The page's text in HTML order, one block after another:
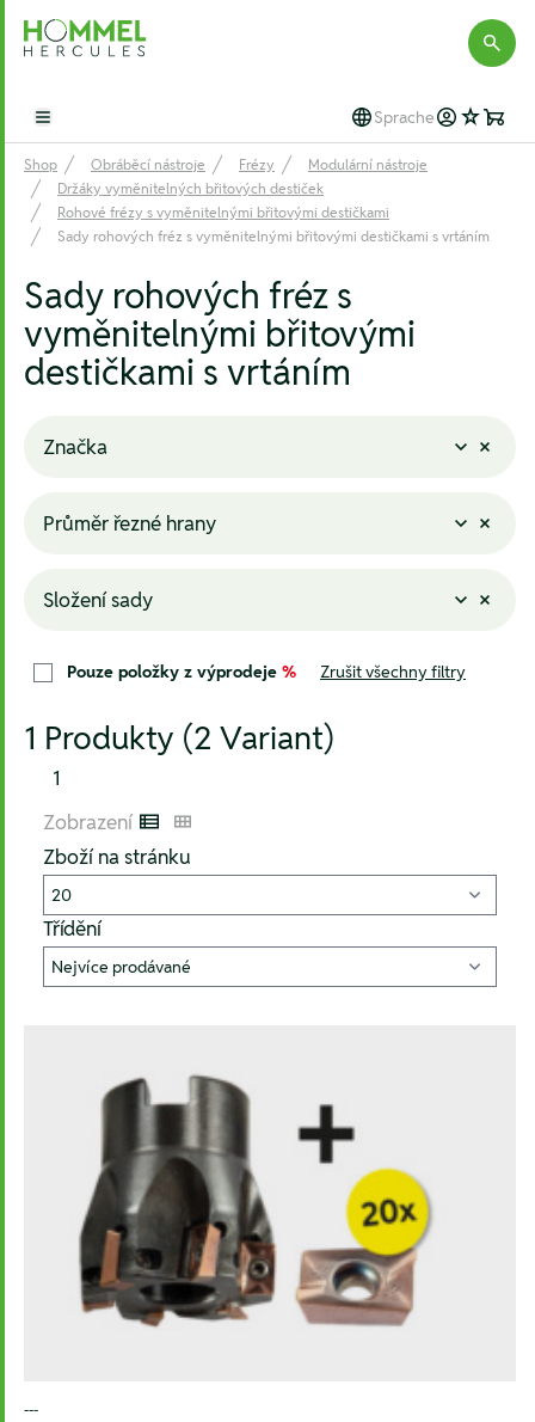
Hommel Hercules
Open main menu Sprache
Shop Obráběcí nástroje Frézy
Modulární nástroje
Držáky vyměnitelných břitových destiček
Rohové frézy s vyměnitelnými břitovými destičkami
Sady rohových fréz s vyměnitelnými břitovými destičkami s vrtáním
Sady rohových fréz s
vyměnitelnými břitovými
destičkami s vrtáním
Značka
Průměr řezné hrany
Složení sady
Pouze položky z výprodeje % Zrušit všechny filtry
1 Produkty (2 Variant)
1
Zobrazení Listenansicht
Kachelansicht
Zboží na stránku
Třídění
---